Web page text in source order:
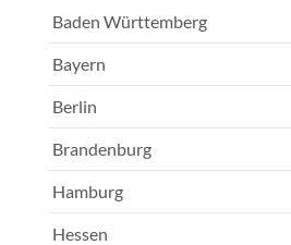
Baden Württemberg
Bayern
Berlin
Brandenburg
Hamburg
Hessen